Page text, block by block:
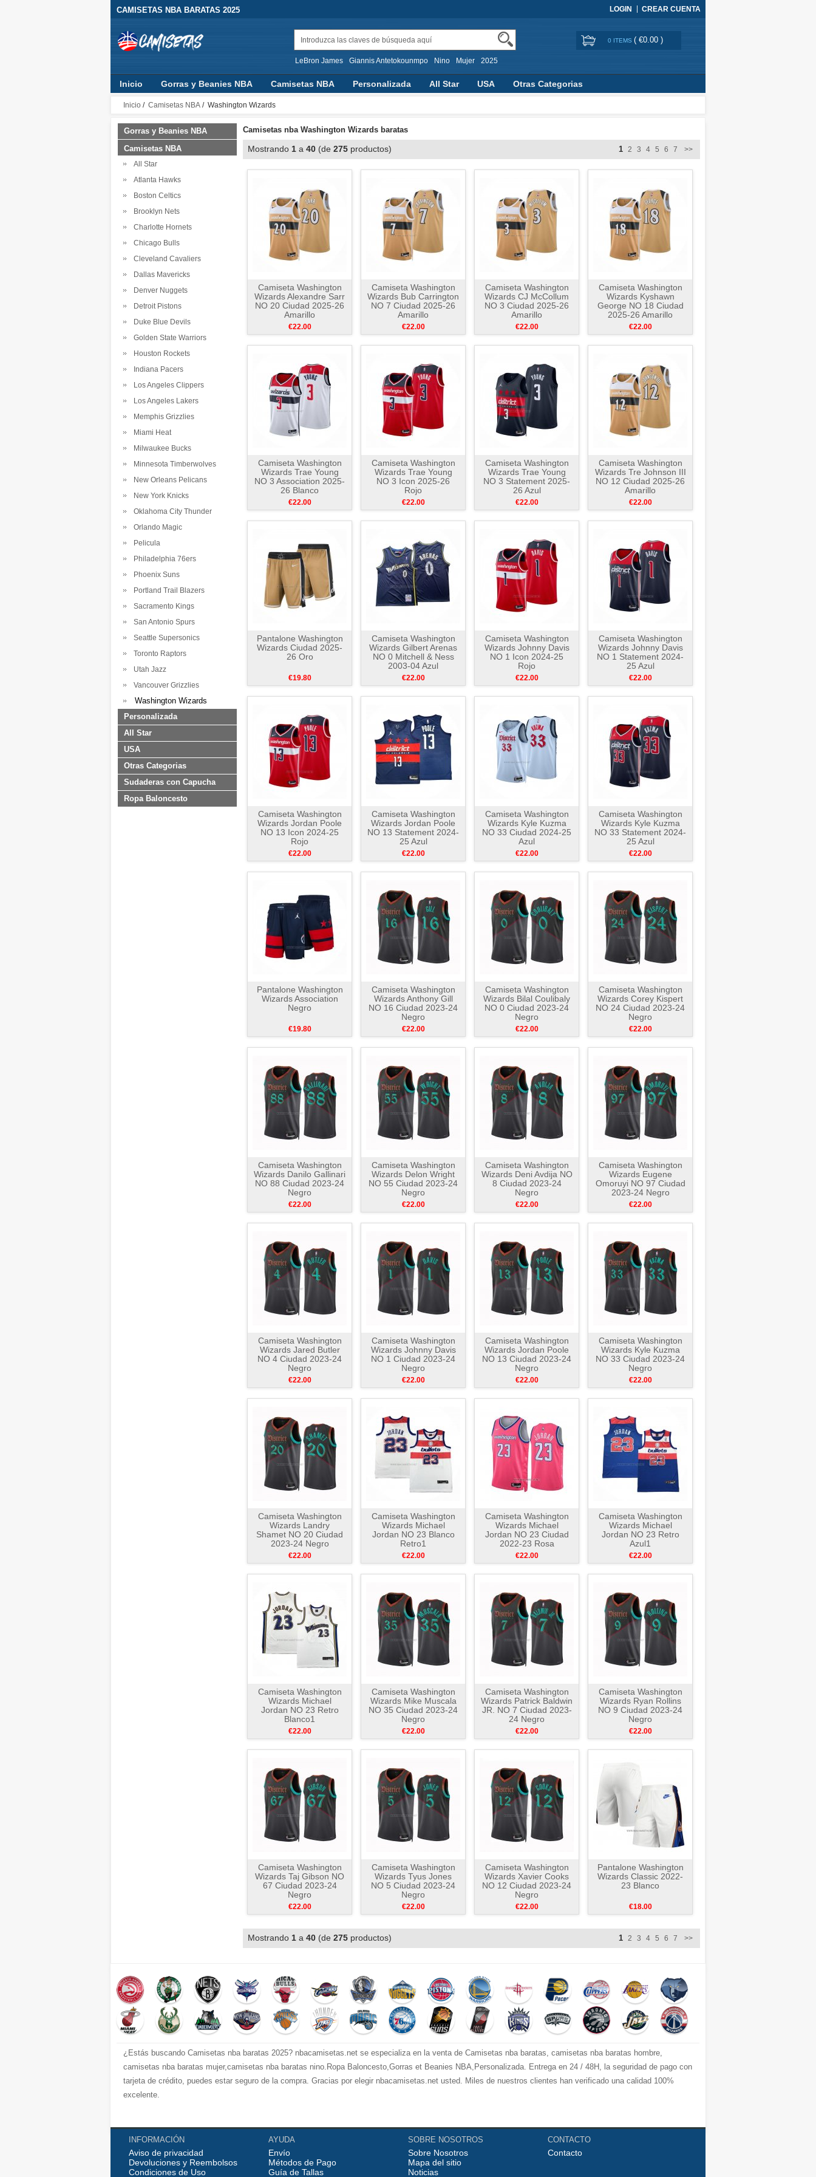
CAMISETAS NBA BARATAS 2025 LOGIN CREAR CUENTA
LeBron James Giannis Antetokounmpo Nino Mujer 2025
0 ITEMS ( €0.00 )
Inicio Gorras y Beanies NBA Camisetas NBA Personalizada All Star USA
Otras Categorias
Sudaderas con Capucha
Ropa Baloncesto
Inicio / Camisetas NBA / Washington Wizards
Gorras y Beanies NBA
Camisetas NBA
All Star
Atlanta Hawks
Boston Celtics
Brooklyn Nets
Charlotte Hornets
Chicago Bulls
Cleveland Cavaliers
Dallas Mavericks
Denver Nuggets
Detroit Pistons
Duke Blue Devils
Golden State Warriors
Houston Rockets
Indiana Pacers
Los Angeles Clippers
Los Angeles Lakers
Memphis Grizzlies
Miami Heat
Milwaukee Bucks
Minnesota Timberwolves
New Orleans Pelicans
New York Knicks
Oklahoma City Thunder
Orlando Magic
Pelicula
Philadelphia 76ers
Phoenix Suns
Portland Trail Blazers
Sacramento Kings
San Antonio Spurs
Seattle Supersonics
Toronto Raptors
Utah Jazz
Vancouver Grizzlies
Washington Wizards
Personalizada
All Star
USA
Otras Categorias
Sudaderas con Capucha
Ropa Baloncesto
Camisetas nba Washington Wizards baratas
Mostrando 1 a 40 (de 275 productos) 1 2 3 4 5 6 7 >>
Camiseta Washington
Wizards Alexandre Sarr
NO 20 Ciudad 2025-26
Amarillo
€22.00
Camiseta Washington
Wizards Bub Carrington
NO 7 Ciudad 2025-26
Amarillo
€22.00
Camiseta Washington
Wizards CJ McCollum
NO 3 Ciudad 2025-26
Amarillo
€22.00
Camiseta Washington
Wizards Kyshawn
George NO 18 Ciudad
2025-26 Amarillo
€22.00
Camiseta Washington
Wizards Trae Young
NO 3 Association 2025-
26 Blanco
€22.00
Camiseta Washington
Wizards Trae Young
NO 3 Icon 2025-26
Rojo
€22.00
Camiseta Washington
Wizards Trae Young
NO 3 Statement 2025-
26 Azul
€22.00
Camiseta Washington
Wizards Tre Johnson III
NO 12 Ciudad 2025-26
Amarillo
€22.00
Pantalone Washington
Wizards Ciudad 2025-
26 Oro
€19.80
Camiseta Washington
Wizards Gilbert Arenas
NO 0 Mitchell & Ness
2003-04 Azul
€22.00
Camiseta Washington
Wizards Johnny Davis
NO 1 Icon 2024-25
Rojo
€22.00
Camiseta Washington
Wizards Johnny Davis
NO 1 Statement 2024-
25 Azul
€22.00
Camiseta Washington
Wizards Jordan Poole
NO 13 Icon 2024-25
Rojo
€22.00
Camiseta Washington
Wizards Jordan Poole
NO 13 Statement 2024-
25 Azul
€22.00
Camiseta Washington
Wizards Kyle Kuzma
NO 33 Ciudad 2024-25
Azul
€22.00
Camiseta Washington
Wizards Kyle Kuzma
NO 33 Statement 2024-
25 Azul
€22.00
Pantalone Washington
Wizards Association
Negro
€19.80
Camiseta Washington
Wizards Anthony Gill
NO 16 Ciudad 2023-24
Negro
€22.00
Camiseta Washington
Wizards Bilal Coulibaly
NO 0 Ciudad 2023-24
Negro
€22.00
Camiseta Washington
Wizards Corey Kispert
NO 24 Ciudad 2023-24
Negro
€22.00
Camiseta Washington
Wizards Danilo Gallinari
NO 88 Ciudad 2023-24
Negro
€22.00
Camiseta Washington
Wizards Delon Wright
NO 55 Ciudad 2023-24
Negro
€22.00
Camiseta Washington
Wizards Deni Avdija NO
8 Ciudad 2023-24
Negro
€22.00
Camiseta Washington
Wizards Eugene
Omoruyi NO 97 Ciudad
2023-24 Negro
€22.00
Camiseta Washington
Wizards Jared Butler
NO 4 Ciudad 2023-24
Negro
€22.00
Camiseta Washington
Wizards Johnny Davis
NO 1 Ciudad 2023-24
Negro
€22.00
Camiseta Washington
Wizards Jordan Poole
NO 13 Ciudad 2023-24
Negro
€22.00
Camiseta Washington
Wizards Kyle Kuzma
NO 33 Ciudad 2023-24
Negro
€22.00
Camiseta Washington
Wizards Landry
Shamet NO 20 Ciudad
2023-24 Negro
€22.00
Camiseta Washington
Wizards Michael
Jordan NO 23 Blanco
Retro1
€22.00
Camiseta Washington
Wizards Michael
Jordan NO 23 Ciudad
2022-23 Rosa
€22.00
Camiseta Washington
Wizards Michael
Jordan NO 23 Retro
Azul1
€22.00
Camiseta Washington
Wizards Michael
Jordan NO 23 Retro
Blanco1
€22.00
Camiseta Washington
Wizards Mike Muscala
NO 35 Ciudad 2023-24
Negro
€22.00
Camiseta Washington
Wizards Patrick Baldwin
JR. NO 7 Ciudad 2023-
24 Negro
€22.00
Camiseta Washington
Wizards Ryan Rollins
NO 9 Ciudad 2023-24
Negro
€22.00
Camiseta Washington
Wizards Taj Gibson NO
67 Ciudad 2023-24
Negro
€22.00
Camiseta Washington
Wizards Tyus Jones
NO 5 Ciudad 2023-24
Negro
€22.00
Camiseta Washington
Wizards Xavier Cooks
NO 12 Ciudad 2023-24
Negro
€22.00
Pantalone Washington
Wizards Classic 2022-
23 Blanco
€18.00
Mostrando 1 a 40 (de 275 productos) 1 2 3 4 5 6 7 >>
¿Estás buscando Camisetas nba baratas 2025? nbacamisetas.net se especializa en la venta de Camisetas nba baratas, camisetas nba baratas hombre,
camisetas nba baratas mujer,camisetas nba baratas nino.Ropa Baloncesto,Gorras et Beanies NBA,Personalizada. Entrega en 24 / 48H, la seguridad de pago con
tarjeta de crédito, puedes estar seguro de la compra. Gracias por elegir nbacamisetas.net usted. Miles de nuestros clientes han verificado una calidad 100%
excelente.
INFORMACIÓN
Aviso de privacidad
Devoluciones y Reembolsos
Condiciones de Uso
AYUDA
Envío
Métodos de Pago
Guía de Tallas
SOBRE NOSOTROS
Sobre Nosotros
Mapa del sitio
Noticias
CONTACTO
Contacto